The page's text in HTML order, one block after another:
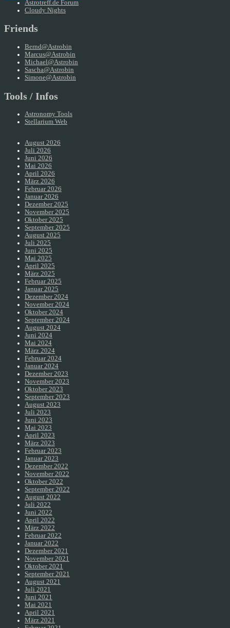
Astrotreff.de Forum
Cloudy Nights
Friends
Bernd@Astrobin
Marcus@Astrobin
Michael@Astrobin
Sascha@Astrobin
Simone@Astrobin
Tools / Infos
Astronomy Tools
Stellarium Web
August 2026
Juli 2026
Juni 2026
Mai 2026
April 2026
März 2026
Februar 2026
Januar 2026
Dezember 2025
November 2025
Oktober 2025
September 2025
August 2025
Juli 2025
Juni 2025
Mai 2025
April 2025
März 2025
Februar 2025
Januar 2025
Dezember 2024
November 2024
Oktober 2024
September 2024
August 2024
Juni 2024
Mai 2024
März 2024
Februar 2024
Januar 2024
Dezember 2023
November 2023
Oktober 2023
September 2023
August 2023
Juli 2023
Juni 2023
Mai 2023
April 2023
März 2023
Februar 2023
Januar 2023
Dezember 2022
November 2022
Oktober 2022
September 2022
August 2022
Juli 2022
Juni 2022
April 2022
März 2022
Februar 2022
Januar 2022
Dezember 2021
November 2021
Oktober 2021
September 2021
August 2021
Juli 2021
Juni 2021
Mai 2021
April 2021
März 2021